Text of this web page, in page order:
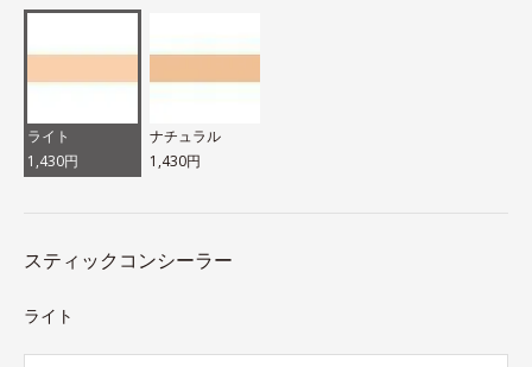
ライト
1,430円
ナチュラル
1,430円
スティックコンシーラー
ライト